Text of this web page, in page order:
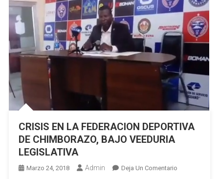
CRISIS EN LA FEDERACION DEPORTIVA
DE CHIMBORAZO, BAJO VEEDURIA
LEGISLATIVA
Marzo 24, 2018 Admin Deja Un ComentarioEn